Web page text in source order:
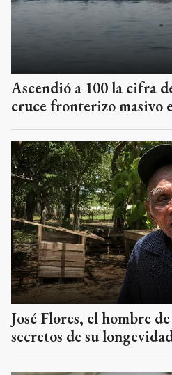
Ascendió a 100 la cifra
cruce fronterizo masivo
José Flores, el hombre
secretos de su